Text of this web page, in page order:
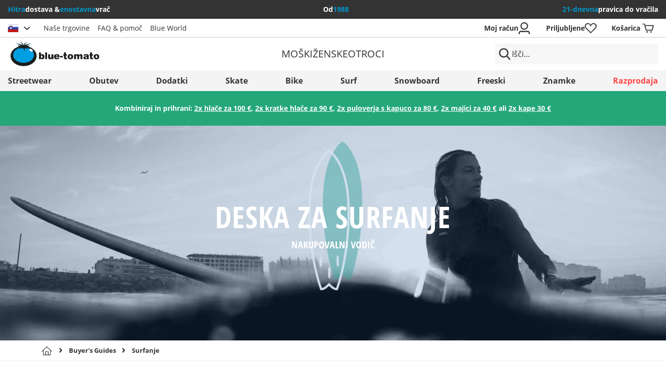
Hitradostava &enostavnavrač Od1988 21-dnevnapravica do vračila
Izberi državo
Österreich
Italia (Italiano)
Italien (Deutsch)
United Kingdom
Slovenija
België (Nederlands)
Shrani
Naše trgovine FAQ & pomoč Blue World Moj račun Priljubljene Košarica
MOŠKIŽENSKEOTROCI
Streetwear Obutev Dodatki Skate Bike Surf Snowboard Freeski Znamke Razprodaja
Kombiniraj in prihrani: 2x hlače za 100 €, 2x kratke hlače za 90 €, 2x puloverja s kapuco za 80 €, 2x majici za 40 €ali 2x kape 30 €
DESKA ZA SURFANJE
NAKUPOVALNI VODIČ
Buyer's Guides Surfanje